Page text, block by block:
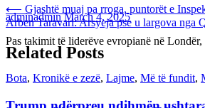
Post
navigation
⟵ Gjashtë muaj pa rroga, puntorët e
Arben Taravari: Arsyeja pse u largova nga
Related Posts
adminadmin March 4, 2025
Pas takimit të liderëve evropianë në
Bota, Kronikë e zezë, Lajme, Më të fundit,